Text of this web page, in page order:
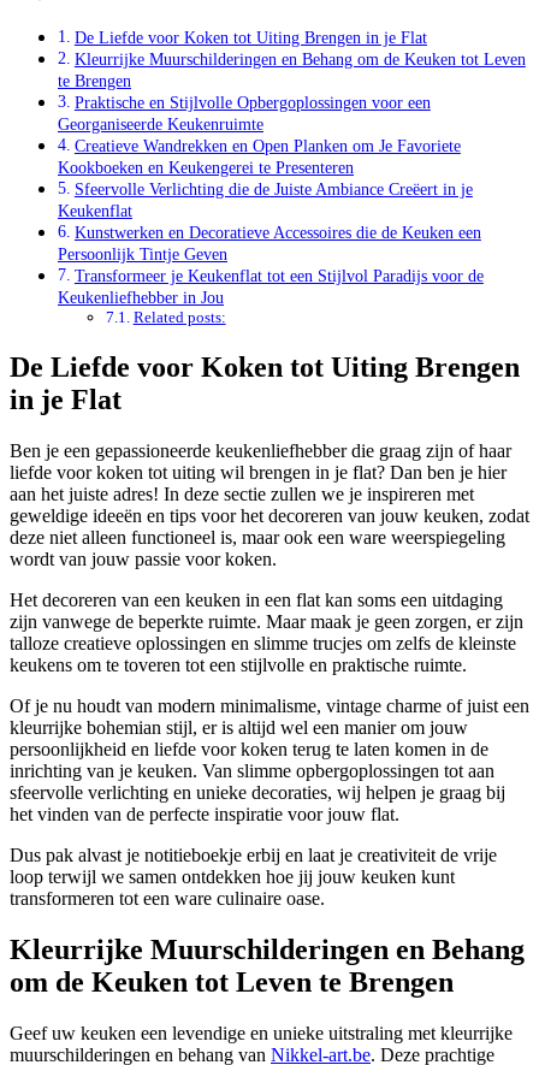
De Liefde voor Koken tot Uiting Brengen in je Flat
Kleurrijke Muurschilderingen en Behang om de Keuken tot Leven
te Brengen
Praktische en Stijlvolle Opbergoplossingen voor een
Georganiseerde Keukenruimte
Creatieve Wandrekken en Open Planken om Je Favoriete
Kookboeken en Keukengerei te Presenteren
Sfeervolle Verlichting die de Juiste Ambiance Creëert in je
Keukenflat
Kunstwerken en Decoratieve Accessoires die de Keuken een
Persoonlijk Tintje Geven
Transformeer je Keukenflat tot een Stijlvol Paradijs voor de
Keukenliefhebber in Jou
Related posts:
De Liefde voor Koken tot Uiting Brengen
in je Flat
Ben je een gepassioneerde keukenliefhebber die graag zijn of haar
liefde voor koken tot uiting wil brengen in je flat? Dan ben je hier
aan het juiste adres! In deze sectie zullen we je inspireren met
geweldige ideeën en tips voor het decoreren van jouw keuken, zodat
deze niet alleen functioneel is, maar ook een ware weerspiegeling
wordt van jouw passie voor koken.
Het decoreren van een keuken in een flat kan soms een uitdaging
zijn vanwege de beperkte ruimte. Maar maak je geen zorgen, er zijn
talloze creatieve oplossingen en slimme trucjes om zelfs de kleinste
keukens om te toveren tot een stijlvolle en praktische ruimte.
Of je nu houdt van modern minimalisme, vintage charme of juist een
kleurrijke bohemian stijl, er is altijd wel een manier om jouw
persoonlijkheid en liefde voor koken terug te laten komen in de
inrichting van je keuken. Van slimme opbergoplossingen tot aan
sfeervolle verlichting en unieke decoraties, wij helpen je graag bij
het vinden van de perfecte inspiratie voor jouw flat.
Dus pak alvast je notitieboekje erbij en laat je creativiteit de vrije
loop terwijl we samen ontdekken hoe jij jouw keuken kunt
transformeren tot een ware culinaire oase.
Kleurrijke Muurschilderingen en Behang
om de Keuken tot Leven te Brengen
Geef uw keuken een levendige en unieke uitstraling met kleurrijke
muurschilderingen en behang van Nikkel-art.be. Deze prachtige